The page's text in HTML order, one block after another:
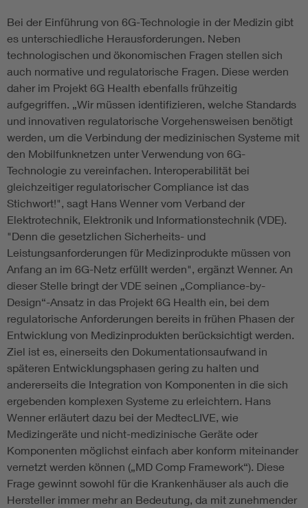
Bei der Einführung von 6G-Technologie in der Medizin gibt
es unterschiedliche Herausforderungen. Neben
technologischen und ökonomischen Fragen stellen sich
auch normative und regulatorische Fragen. Diese werden
daher im Projekt 6G Health ebenfalls frühzeitig
aufgegriffen. „Wir müssen identifizieren, welche Standards
und innovativen regulatorische Vorgehensweisen benötigt
werden, um die Verbindung der medizinischen Systeme mit
den Mobilfunknetzen unter Verwendung von 6G-
Technologie zu vereinfachen. Interoperabilität bei
gleichzeitiger regulatorischer Compliance ist das
Stichwort!", sagt Hans Wenner vom Verband der
Elektrotechnik, Elektronik und Informationstechnik (VDE).
"Denn die gesetzlichen Sicherheits- und
Leistungsanforderungen für Medizinprodukte müssen von
Anfang an im 6G-Netz erfüllt werden", ergänzt Wenner. An
dieser Stelle bringt der VDE seinen „Compliance-by-
Design“-Ansatz in das Projekt 6G Health ein, bei dem
regulatorische Anforderungen bereits in frühen Phasen der
Entwicklung von Medizinprodukten berücksichtigt werden.
Ziel ist es, einerseits den Dokumentationsaufwand in
späteren Entwicklungsphasen gering zu halten und
andererseits die Integration von Komponenten in die sich
ergebenden komplexen Systeme zu erleichtern. Hans
Wenner erläutert dazu bei der MedtecLIVE, wie
Medizingeräte und nicht-medizinische Geräte oder
Komponenten möglichst einfach aber konform miteinander
vernetzt werden können („MD Comp Framework“). Diese
Frage gewinnt sowohl für die Krankenhäuser als auch die
Hersteller immer mehr an Bedeutung, da mit zunehmender